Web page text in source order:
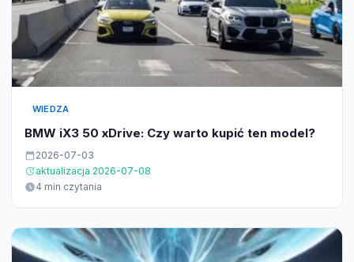
WIEDZA
BMW iX3 50 xDrive: Czy warto kupić ten model?
2026-07-03
aktualizacja 2026-07-08
4 min czytania